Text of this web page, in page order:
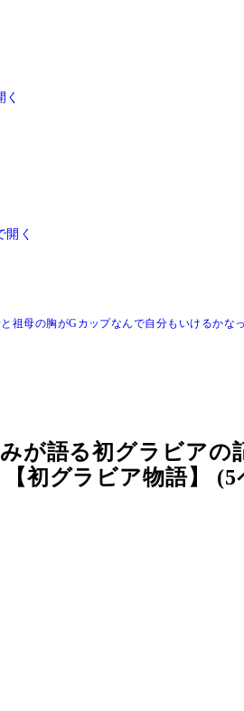
開く
祖母の胸がGカップなんで自分もいけるかな
みが語る初グラビア
初グラビア物語】 (5